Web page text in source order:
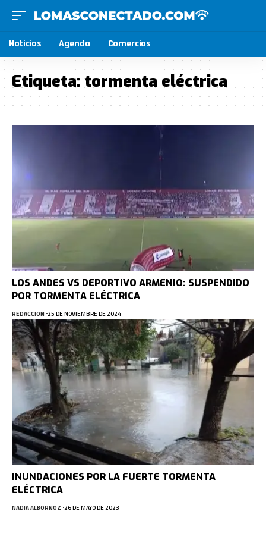
Noticias Agenda Comercios
Etiqueta:tormenta eléctrica
LOS ANDES VS DEPORTIVO ARMENIO: SUSPENDIDO
POR TORMENTA ELÉCTRICA
REDACCION 25 DE NOVIEMBRE DE 2024
INUNDACIONES POR LA FUERTE TORMENTA
ELÉCTRICA
NADIA ALBORNOZ 26 DE MAYO DE 2023